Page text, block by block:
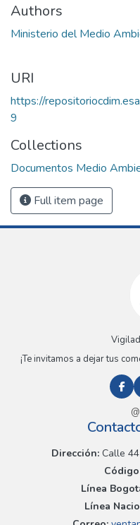
Authors
Ministerio del Medio
URI
https://
9
Collections
Documentos Medio
Full item page
¡Te invitamos a dejar tus
Dirección:Calle 44
Línea
Línea